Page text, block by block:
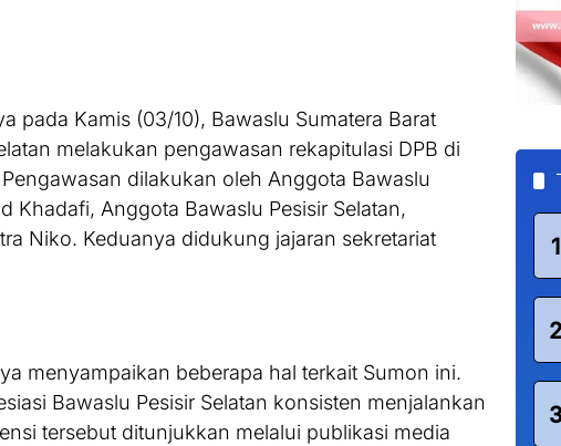
pada Kamis (03/10), Bawaslu Sumatera Barat
melakukan pengawasan rekapitulasi DPB di
dilakukan oleh Anggota Bawaslu
Khadafi, Anggota Bawaslu Pesisir Selatan,
Niko. Keduanya didukung jajaran sekretariat
menyampaikan beberapa hal terkait Sumon ini.
Bawaslu Pesisir Selatan konsisten menjalankan
tersebut ditunjukkan melalui publikasi media
1
2